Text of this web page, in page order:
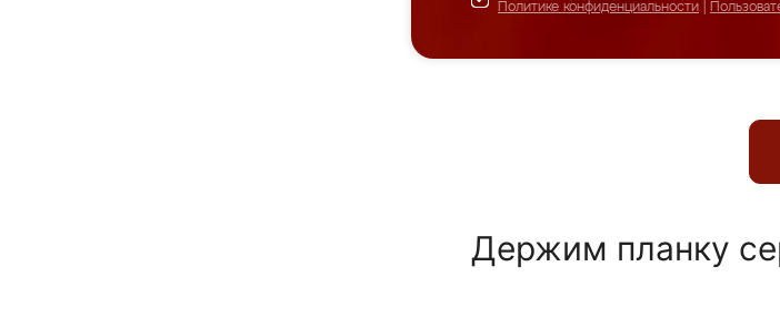
Политике конфиденциальности
Держим планку